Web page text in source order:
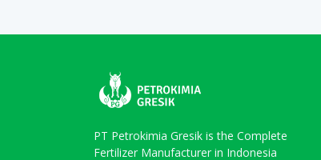
PT Petrokimia Gresik is the Complete
Fertilizer Manufacturer in Indonesia